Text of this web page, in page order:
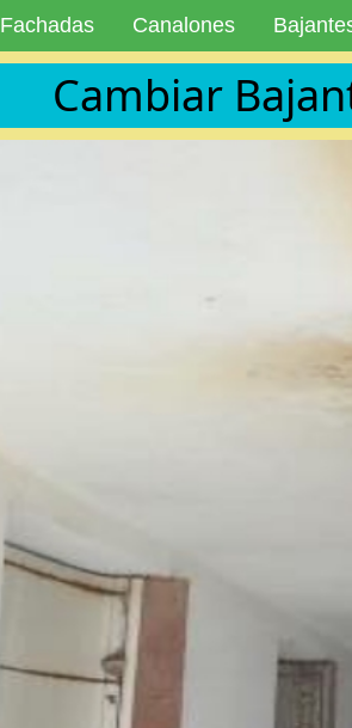
Fachadas Canalones
Cambiar